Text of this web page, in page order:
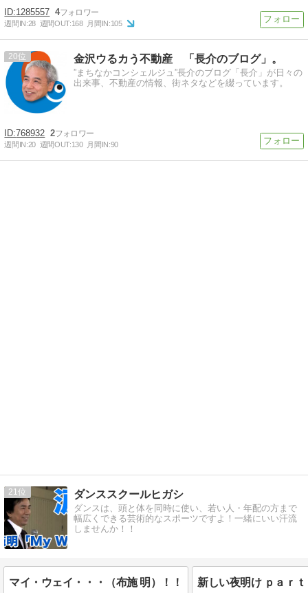
1285557 4
週間IN:28 週間OUT:168 月間IN:105
20 金沢ウるカう不動産 「長介のブログ」。
”まちなかコンシェルジュ”長介のブログ「長介」が日々の
出来事、不動産の情報、街ネタなどを綴っています。
768932 2
週間IN:20 週間OUT:130 月間IN:90
21 ダンススクールヒガシ
ダンスは、頭と体を同時に使い、若い人・年配の方まで
幅広くできる芸術的なスポーツですよ！一緒にいい汗流
しませんか！！
マイ・ウェイ・・・（布施 明）！！